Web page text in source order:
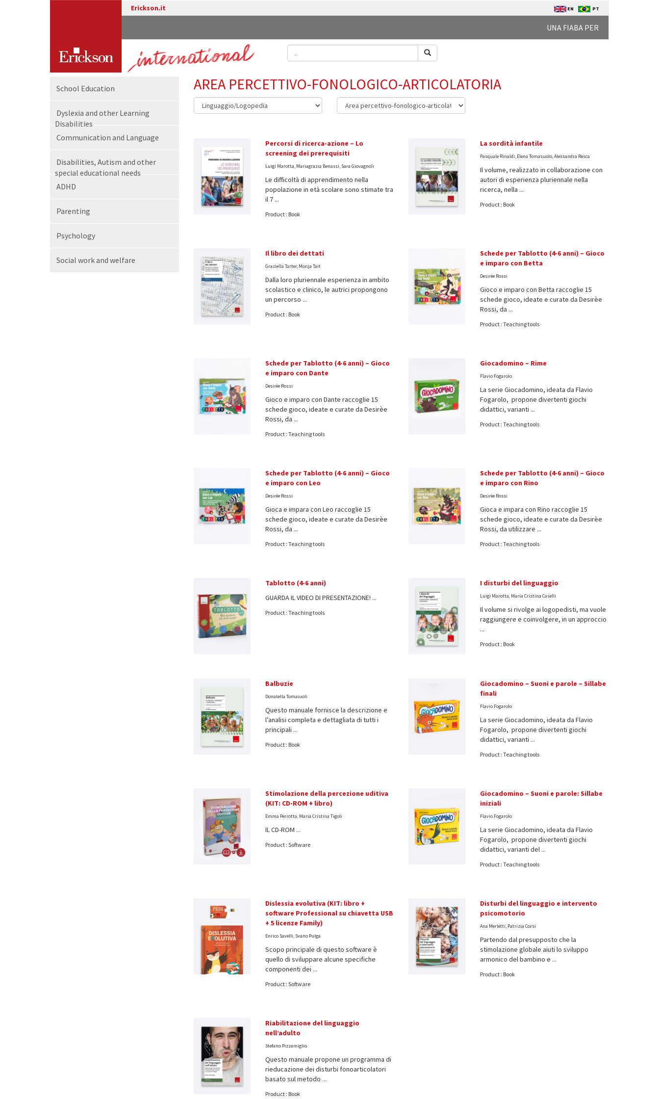
Erickson.it EN PT
UNA FIABA PER
School Education
Dyslexia and other Learning
Disabilities
Communication and Language
Disabilities, Autism and other
special educational needs
ADHD
Parenting
Psychology
Social work and welfare
AREA PERCETTIVO-FONOLOGICO-ARTICOLATORIA
Percorsi di ricerca-azione – Lo
screening dei prerequisiti
Luigi Marotta, Mariagrazia Benassi, Sara Giovagnoli
Le difficoltà di apprendimento nella
popolazione in età scolare sono stimate tra
il 7 ...
Product : Book
La sordità infantile
Pasquale Rinaldi, Elena Tomasuolo, Alessandra Resca
Il volume, realizzato in collaborazione con
autori di esperienza pluriennale nella
ricerca, nella ...
Product : Book
Il libro dei dettati
Graziella Tarter, Monja Tait
Dalla loro pluriennale esperienza in ambito
scolastico e clinico, le autrici propongono
un percorso ...
Product : Book
Schede per Tablotto (4-6 anni) – Gioco
e imparo con Betta
Desirèe Rossi
Gioco e imparo con Betta raccoglie 15
schede gioco, ideate e curate da Desirèe
Rossi, da ...
Product : Teaching tools
Schede per Tablotto (4-6 anni) – Gioco
e imparo con Dante
Desirèe Rossi
Gioco e imparo con Dante raccoglie 15
schede gioco, ideate e curate da Desirèe
Rossi, da ...
Product : Teaching tools
Giocadomino – Rime
Flavio Fogarolo
La serie Giocadomino, ideata da Flavio
Fogarolo, propone divertenti giochi
didattici, varianti ...
Product : Teaching tools
Schede per Tablotto (4-6 anni) – Gioco
e imparo con Leo
Desirèe Rossi
Gioca e impara con Leo raccoglie 15
schede gioco, ideate e curate da Desirèe
Rossi, da ...
Product : Teaching tools
Schede per Tablotto (4-6 anni) – Gioco
e imparo con Rino
Desirèe Rossi
Gioca e impara con Rino raccoglie 15
schede gioco, ideate e curate da Desirèe
Rossi, da utilizzare ...
Product : Teaching tools
Tablotto (4-6 anni)
GUARDA IL VIDEO DI PRESENTAZIONE! ...
Product : Teaching tools
I disturbi del linguaggio
Luigi Marotta, Maria Cristina Caselli
Il volume si rivolge ai logopedisti, ma vuole
raggiungere e coinvolgere, in un approccio
...
Product : Book
Balbuzie
Donatella Tomaiuoli
Questo manuale fornisce la descrizione e
l’analisi completa e dettagliata di tutti i
principali ...
Product : Book
Giocadomino – Suoni e parole – Sillabe
finali
Flavio Fogarolo
La serie Giocadomino, ideata da Flavio
Fogarolo, propone divertenti giochi
didattici, varianti ...
Product : Teaching tools
Stimolazione della percezione uditiva
(KIT: CD-ROM + libro)
Emma Perrotta, Maria Cristina Tigoli
IL CD-ROM ...
Product : Software
Giocadomino – Suoni e parole: Sillabe
iniziali
Flavio Fogarolo
La serie Giocadomino, ideata da Flavio
Fogarolo, propone divertenti giochi
didattici, varianti del ...
Product : Teaching tools
Dislessia evolutiva (KIT: libro +
software Professional su chiavetta USB
+ 5 licenze Family)
Enrico Savelli, Svano Pulga
Scopo principale di questo software è
quello di sviluppare alcune specifiche
componenti dei ...
Product : Software
Disturbi del linguaggio e intervento
psicomotorio
Ana Merletti, Patrizia Corsi
Partendo dal presupposto che la
stimolazione globale aiuti lo sviluppo
armonico del bambino e ...
Product : Book
Riabilitazione del linguaggio
nell’adulto
Stefano Pizzamiglio
Questo manuale propone un programma di
rieducazione dei disturbi fonoarticolatori
basato sul metodo ...
Product : Book